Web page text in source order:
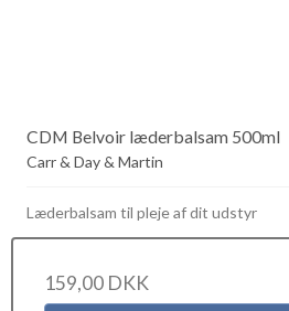
CDM Belvoir læderbalsam 500ml
Carr & Day & Martin
Læderbalsam til pleje af dit udstyr
159,00 DKK